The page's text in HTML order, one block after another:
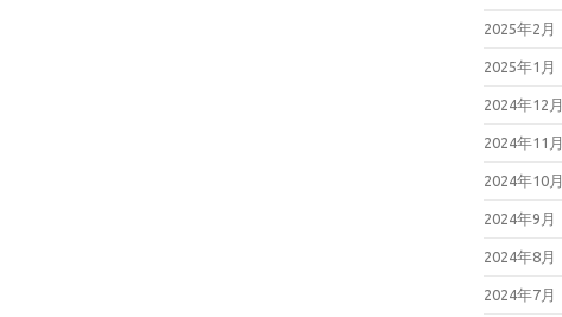
2025年2月
2025年1月
2024年12月
2024年11月
2024年10月
2024年9月
2024年8月
2024年7月